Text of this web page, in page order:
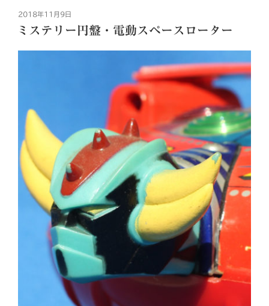
投
稿
日:
2018年11月9日
ミステリー円盤・電動スペースローター